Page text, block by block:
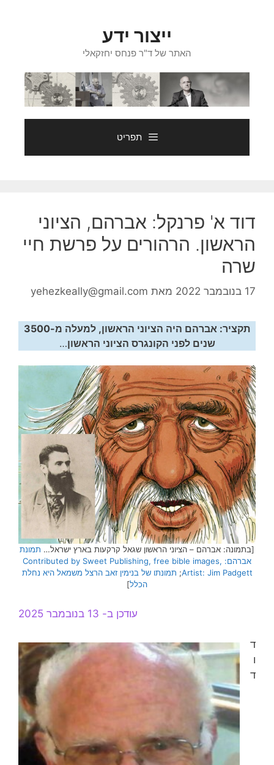
ייצור ידע
האתר של ד"ר פנחס יחזקאלי
תפריט
דוד א' פרנקל: אברהם, הציוני
הראשון. הרהורים על פרשת חיי
שרה
17 בנובמבר 2022 מאת yehezkeally@gmail.com
תקציר: אברהם היה הציוני הראשון, למעלה מ-3500
שנים לפני הקונגרס הציוני הראשון…
[בתמונה: אברהם – הציוני הראשון שגאל קרקעות בארץ ישראל… תמונת
אברהם: Contributed by Sweet Publishing, free bible images,
Artist: Jim Padgett
; תמונתו של בנימין זאב הרצל משמאל היא נחלת
הכלל]
עודכן ב- 13 בנובמבר 2025
ד
ו
ד